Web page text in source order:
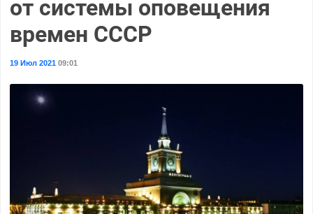
от системы оповещения
времен СССР
19 Июл 202109:01